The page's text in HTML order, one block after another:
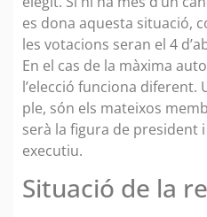
es dona aquesta situació,
les votacions seran el 4
En el cas de la màxima
l’elecció funciona diferent.
ple, són els mateixos
serà la figura de president
executiu.
Situació de la